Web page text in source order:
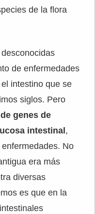
de la flora
de enfermedades
intestino que se
siglos. Pero
genes de
intestinal ,
No
era más
diversas
es que en la